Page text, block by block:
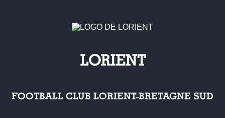
LORIENT
FOOTBALL CLUB LORIENT-BRETAGNE SUD